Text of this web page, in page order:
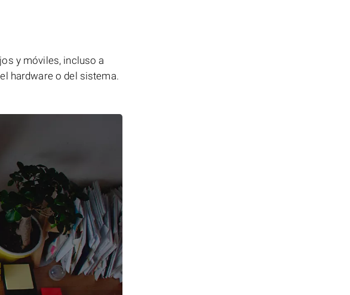
y móviles, incluso a
hardware o del sistema.